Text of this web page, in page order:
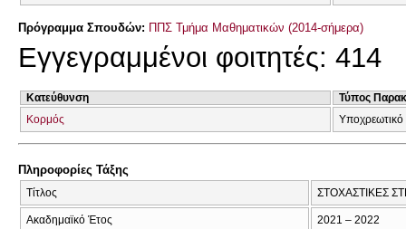
Πρόγραμμα Σπουδών: ΠΠΣ Τμήμα Μαθηματικών (2014-σήμερα)
Εγγεγραμμένοι φοιτητές: 414
Κατεύθυνση
Τύπος
Κορμός
Υποχρεωτικό
Πληροφορίες Τάξης
Τίτλος ΣΤΟΧΑΣΤΙΚΕΣ
Ακαδημαϊκό Έτος 2021 – 2022